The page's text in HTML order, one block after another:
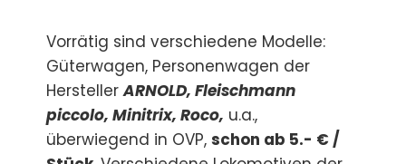
Vorrätig sind verschiedene Modelle:
Güterwagen, Personenwagen der
HerstellerARNOLD, Fleischmann
piccolo, Minitrix, Roco, u.a.,
überwiegend in OVP,schon ab 5.- € /